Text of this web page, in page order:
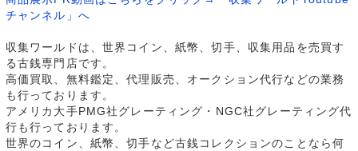
チャンネル」へ
収集ワールドは、世界コイン、紙幣、切手、収集用品を売買す
る古銭専門店です。
高価買取、無料鑑定、代理販売、オークション代行などの業務
も行っております。
アメリカ大手PMG社グレーティング・NGC社グレーティング代
行も行っております。
世界のコイン、紙幣、切手など古銭コレクションのことなら何